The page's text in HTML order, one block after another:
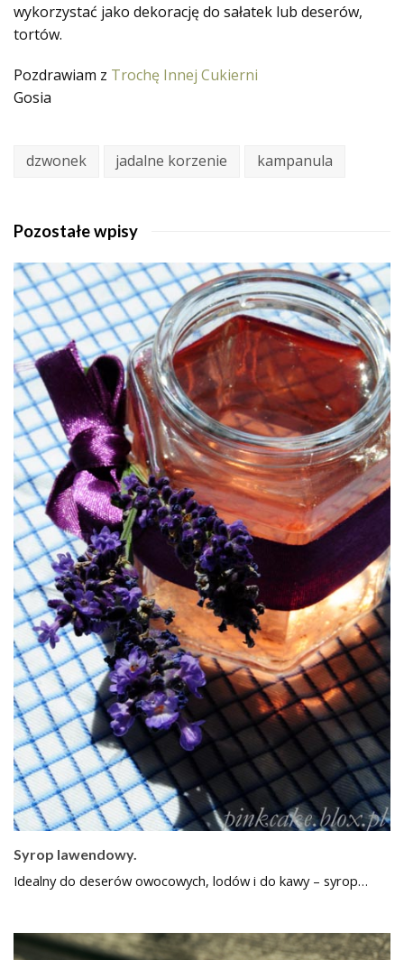
wykorzystać jako dekorację do sałatek lub deserów,
tortów.
Pozdrawiam z Trochę Innej Cukierni
Gosia
dzwonek jadalne korzenie kampanula
Pozostałe wpisy
Syrop lawendowy.
Idealny do deserów owocowych, lodów i do kawy – syrop…